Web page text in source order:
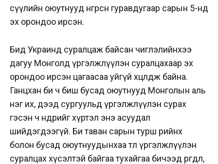
сүүлийн оюутнууд өнгөрсөн гуравдугаар сарын 5-нд
эх орондоо ирсэн.
Бид Украинд суралцаж байсан чиглэлийнхээ
дагуу Монголд үргэлжлүүлэн суралцахаар эх
орондоо ирсэн цагаасаа уйгүй хөөцөлдөж байна.
Ганцхан би ч биш бусад оюутнууд Монголын аль
нэг их, дээд сургуульд үргэлжлүүлэн сурах
гэсэн ч өнөөдрийг хүртэл энэ асуудал
шийдэгдээгүй. Би таван сарын турш өөрийнхөө
болон бусад оюутнуудынхаа төлөө үргэлжлүүлэн
суралцах хүсэлтэй байгаа тухайгаа бичээд өргөдөл,